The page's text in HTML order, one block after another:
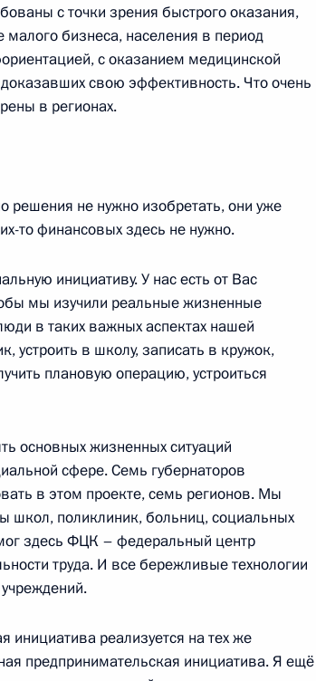
развития
с точки зрения быстрого оказания,
бизнеса, населения в период
с оказанием медицинской
свою эффективность. Что очень
в регионах.
решения не нужно изобретать, они уже
то финансовых здесь не нужно.
инициативу. У нас есть от Вас
мы изучили реальные жизненные
в таких важных аспектах нашей
устроить в школу, записать в кружок,
плановую операцию, устроиться
основных жизненных ситуаций
сфере. Семь губернаторов
в этом проекте, семь регионов. Мы
школ, поликлиник, больниц, социальных
здесь ФЦК – федеральный центр
труда. И все бережливые технологии
инициатива реализуется на тех же
предпринимательская инициатива. Я ещё